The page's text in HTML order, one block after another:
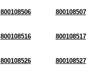
800108506 800108507
800108516 800108517
800108526 800108527